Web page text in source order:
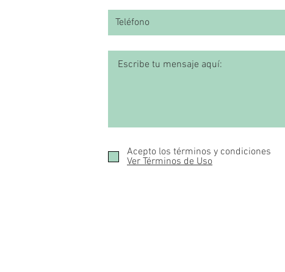
Acepto los términos y condiciones
Ver Términos de Uso